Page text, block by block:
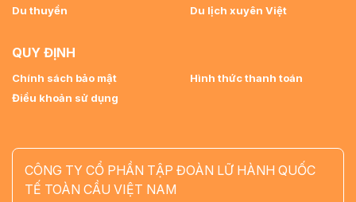
Du thuyền
Du lịch xuyên Việt
QUY ĐỊNH
Chính sách bảo mật
Hình thức thanh toán
Điều khoản sử dụng
CÔNG TY CỔ PHẦN TẬP ĐOÀN LỮ HÀNH QUỐC
TẾ TOÀN CẦU VIỆT NAM